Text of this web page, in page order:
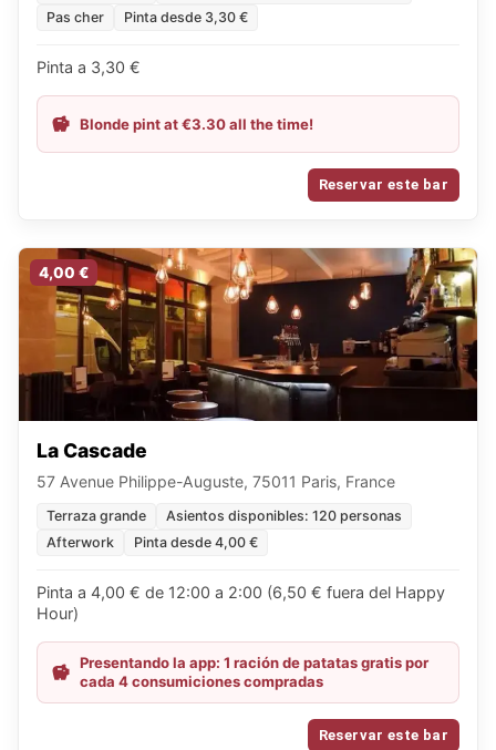
Pas cher
Pinta desde 3,30 €
Pinta a 3,30 €
Blonde pint at €3.30 all the time!
Reservar este bar
4,00 €
La Cascade
57 Avenue Philippe-Auguste, 75011 Paris, France
Terraza grande
Asientos disponibles: 120 personas
Afterwork
Pinta desde 4,00 €
Pinta a 4,00 € de 12:00 a 2:00 (6,50 € fuera del Happy
Hour)
Presentando la app: 1 ración de patatas gratis por
cada 4 consumiciones compradas
Reservar este bar